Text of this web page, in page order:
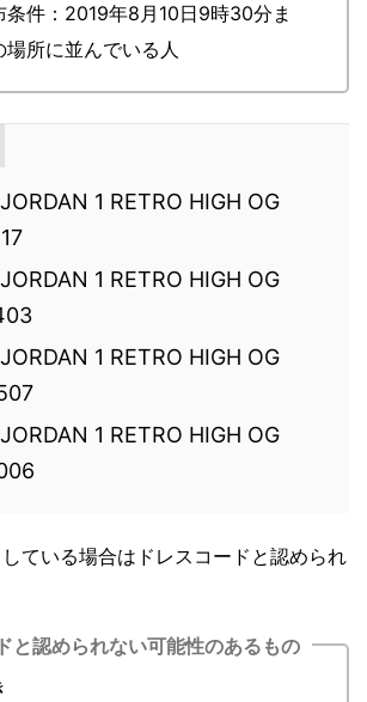
条件：2019年8月10日9時30分ま
場所に並んでいる人
1 RETRO HIGH OG
1 RETRO HIGH OG
1 RETRO HIGH OG
1 RETRO HIGH OG
ている場合はドレスコードと認められ
と認められない可能性のあるもの